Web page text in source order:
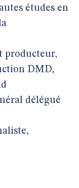
études en
producteur,
DMD,
délégué